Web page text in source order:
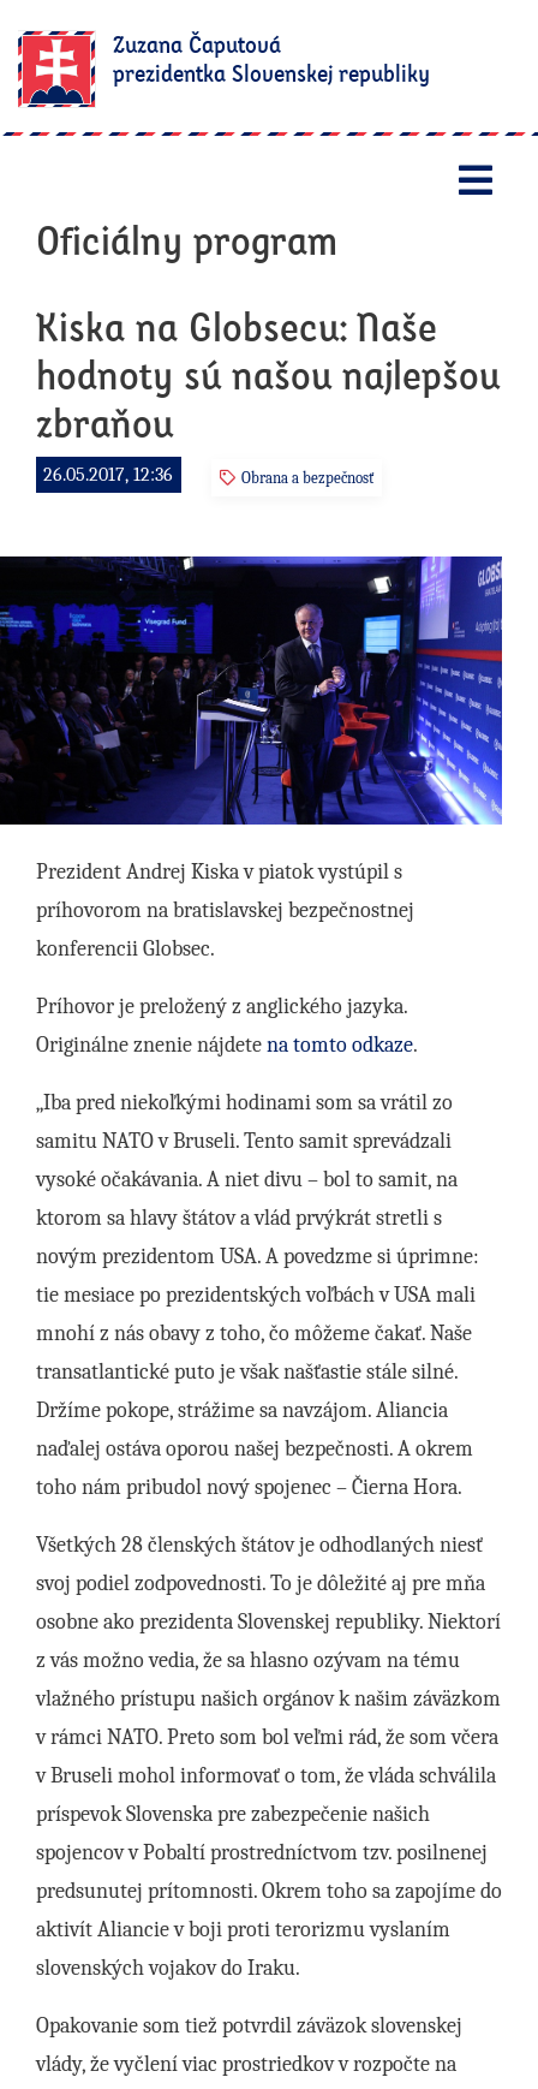
Zuzana Čaputová
prezidentka Slovenskej republiky
Oficiálny program
Kiska na Globsecu: Naše
hodnoty sú našou najlepšou
zbraňou
26.05.2017, 12:36 Obrana a bezpečnosť
Prezident Andrej Kiska v piatok vystúpil s
príhovorom na bratislavskej bezpečnostnej
konferencii Globsec.
Príhovor je preložený z anglického jazyka.
Originálne znenie nájdetena tomto odkaze.
„Iba pred niekoľkými hodinami som sa vrátil zo
samitu NATO v Bruseli. Tento samit sprevádzali
vysoké očakávania. A niet divu – bol to samit, na
ktorom sa hlavy štátov a vlád prvýkrát stretli s
novým prezidentom USA. A povedzme si úprimne:
tie mesiace po prezidentských voľbách v USA mali
mnohí z nás obavy z toho, čo môžeme čakať. Naše
transatlantické puto je však našťastie stále silné.
Držíme pokope, strážime sa navzájom. Aliancia
naďalej ostáva oporou našej bezpečnosti. A okrem
toho nám pribudol nový spojenec – Čierna Hora.
Všetkých 28 členských štátov je odhodlaných niesť
svoj podiel zodpovednosti. To je dôležité aj pre mňa
osobne ako prezidenta Slovenskej republiky. Niektorí
z vás možno vedia, že sa hlasno ozývam na tému
vlažného prístupu našich orgánov k našim záväzkom
v rámci NATO. Preto som bol veľmi rád, že som včera
v Bruseli mohol informovať o tom, že vláda schválila
príspevok Slovenska pre zabezpečenie našich
spojencov v Pobaltí prostredníctvom tzv. posilnenej
predsunutej prítomnosti. Okrem toho sa zapojíme do
aktivít Aliancie v boji proti terorizmu vyslaním
slovenských vojakov do Iraku.
Opakovanie som tiež potvrdil záväzok slovenskej
vlády, že vyčlení viac prostriedkov v rozpočte na